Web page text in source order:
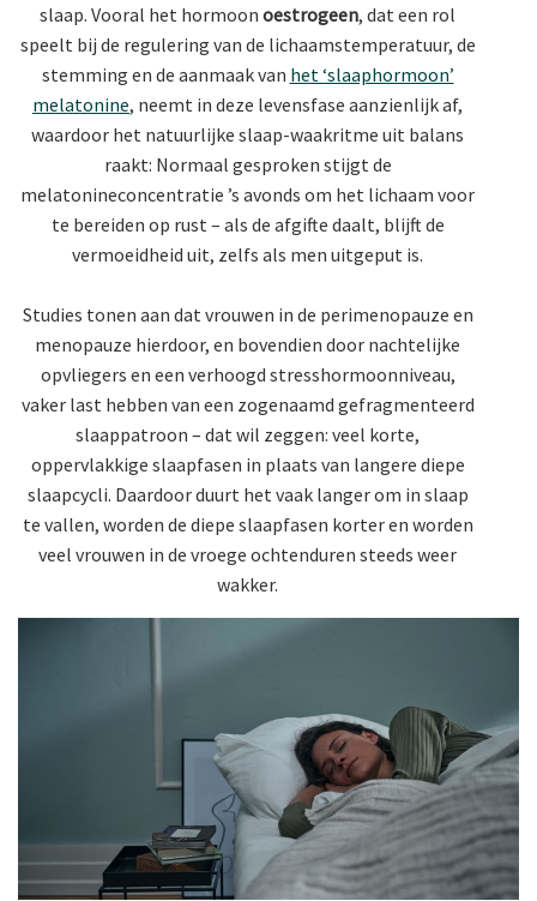
slaap. Vooral het hormoon oestrogeen, dat een rol
speelt bij de regulering van de lichaamstemperatuur, de
stemming en de aanmaak van het ‘slaaphormoon’
melatonine, neemt in deze levensfase aanzienlijk af,
waardoor het natuurlijke slaap-waakritme uit balans
raakt: Normaal gesproken stijgt de
melatonineconcentratie ’s avonds om het lichaam voor
te bereiden op rust – als de afgifte daalt, blijft de
vermoeidheid uit, zelfs als men uitgeput is.
Studies tonen aan dat vrouwen in de perimenopauze en
menopauze hierdoor, en bovendien door nachtelijke
opvliegers en een verhoogd stresshormoonniveau,
vaker last hebben van een zogenaamd gefragmenteerd
slaappatroon – dat wil zeggen: veel korte,
oppervlakkige slaapfasen in plaats van langere diepe
slaapcycli. Daardoor duurt het vaak langer om in slaap
te vallen, worden de diepe slaapfasen korter en worden
veel vrouwen in de vroege ochtenduren steeds weer
wakker.